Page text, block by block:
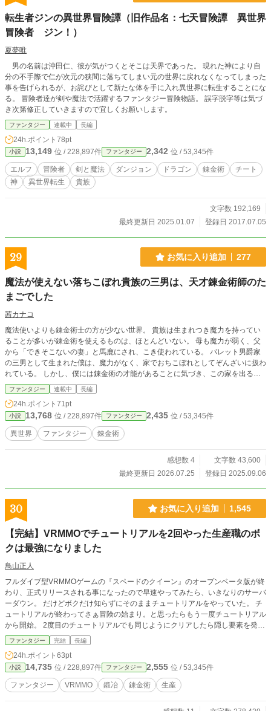
転生者ジンの異世界冒険譚（旧作品名：七天冒険譚 異世界
冒険者 ジン！）
夏夢唯
男の名前は沖田仁、彼が気がつくとそこは天界であった。 現れた神により自
分の不手際で仁が次元の狭間に落ちてしまい元の世界に戻れなくなってしまった
事を告げられるが、お詫びとして新たな体を手に入れ異世界に転生することにな
る。 冒険者達が剣や魔法で活躍するファンタジー冒険物語。 誤字脱字等は気づ
き次第修正していきますので宜しくお願いします。
ファンタジー 連載中 長編
24h.ポイント 78pt
小説 13,149 位 / 228,897件 ファンタジー 2,342 位 / 53,345件
エルフ 冒険者 剣と魔法 ダンジョン ドラゴン 錬金術
チート
神
異世界転生 貴族
文字数 192,169
最終更新日 2025.01.07
登録日 2017.07.05
29 お気に入り追加 277
魔法が使えない落ちこぼれ貴族の三男は、天才錬金術師のた
まごでした
茜カナコ
魔法使いよりも錬金術士の方が少ない世界。 貴族は生まれつき魔力を持ってい
ることが多いが錬金術を使えるものは、ほとんどいない。 母も魔力が弱く、父
から「できそこないの妻」と馬鹿にされ、こき使われている。 バレット男爵家
の三男として生まれた僕は、魔力がなく、家でおちこぼれとしてぞんざいに扱わ
れている。 しかし、僕には錬金術の才能があることに気づき、この家を出ると
決めた。
ファンタジー 連載中 長編
24h.ポイント 71pt
小説 13,768 位 / 228,897件 ファンタジー 2,435 位 / 53,345件
異世界 ファンタジー 錬金術
感想数 4
文字数 43,600
最終更新日 2026.07.25
登録日 2025.09.06
30 お気に入り追加 1,545
【完結】VRMMOでチュートリアルを2回やった生産職のボ
クは最強になりました
鳥山正人
フルダイブ型VRMMOゲームの『スペードのクイーン』のオープンベータ版が終
わり、正式リリースされる事になったので早速やってみたら、いきなりのサーバ
ーダウン。 だけどボクだけ知らずにそのままチュートリアルをやっていた。 チ
ュートリアルが終わってさぁ冒険の始まり。と思ったらもう一度チュートリアル
から開始。 2度目のチュートリアルでも同じようにクリアしたら隠し要素を発
見。 そこから怒涛の快進撃で最強になりました。 鍛冶、錬金で主人公がまった
り最強になるお話です。 ※この作品は「DADAN WEB小説コンテスト」1次選考
通過した【第1章完結】デスペナのないVRMMOで〜をブラッシュアップして、
続きの物語を描いた作品です。 その事を理解していただきお読みいただければ
幸いです。 ─────── アルファポリス、第18回ファンタジー小説大賞、奨励賞
受賞
ファンタジー 完結 長編
24h.ポイント 63pt
小説 14,735 位 / 228,897件 ファンタジー 2,555 位 / 53,345件
ファンタジー VRMMO 鍛冶 錬金術 生産